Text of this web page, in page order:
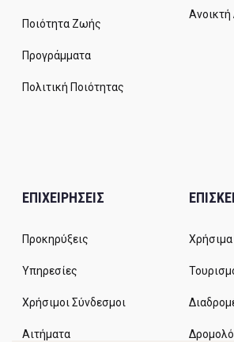
Ποιότητα Ζωής
Προγράμματα
Πολιτική Ποιότητας
Ανοικτή
ΕΠΙΧΕΙΡΗΣΕΙΣ
Προκηρύξεις
Υπηρεσίες
Χρήσιμοι Σύνδεσμοι
Αιτήματα
Χρήσιμα